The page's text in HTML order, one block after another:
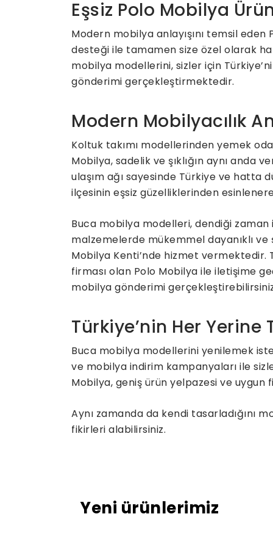
Eşsiz Polo Mobilya
Modern mobilya anlayışını temsil
desteği ile tamamen size özel olarak
mobilya modellerini, sizler için
gönderimi gerçekleştirmektedir.
Modern Mobilyacılık
Koltuk takımı modellerinden yemek
Mobilya, sadelik ve şıklığın aynı
ulaşım ağı sayesinde Türkiye ve hatta
ilçesinin eşsiz güzelliklerinden
Buca mobilya modelleri, dendiği
malzemelerde mükemmel dayanıklı
Mobilya Kenti’nde hizmet vermektedir.
firması olan Polo Mobilya ile iletişime
mobilya gönderimi
Türkiye’nin Her Yerine
Buca mobilya modellerini yenilemek
ve mobilya indirim kampanyaları ile
Mobilya, geniş ürün yelpazesi ve
Aynı zamanda da kendi tasarladığını
fikirleri alabilirsiniz.
Yeni ürünlerimiz